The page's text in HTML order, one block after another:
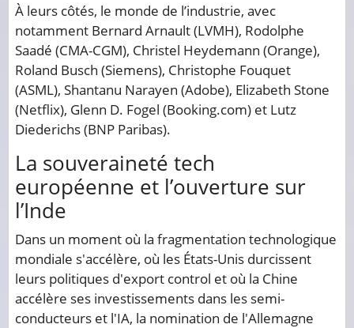
À leurs côtés, le monde de l’industrie, avec
notamment Bernard Arnault (LVMH), Rodolphe
Saadé (CMA-CGM), Christel Heydemann (Orange),
Roland Busch (Siemens), Christophe Fouquet
(ASML), Shantanu Narayen (Adobe), Elizabeth Stone
(Netflix), Glenn D. Fogel (Booking.com) et Lutz
Diederichs (BNP Paribas).
La souveraineté tech
européenne et l’ouverture sur
l’Inde
Dans un moment où la fragmentation technologique
mondiale s'accélère, où les États-Unis durcissent
leurs politiques d'export control et où la Chine
accélère ses investissements dans les semi-
conducteurs et l'IA, la nomination de l'Allemagne